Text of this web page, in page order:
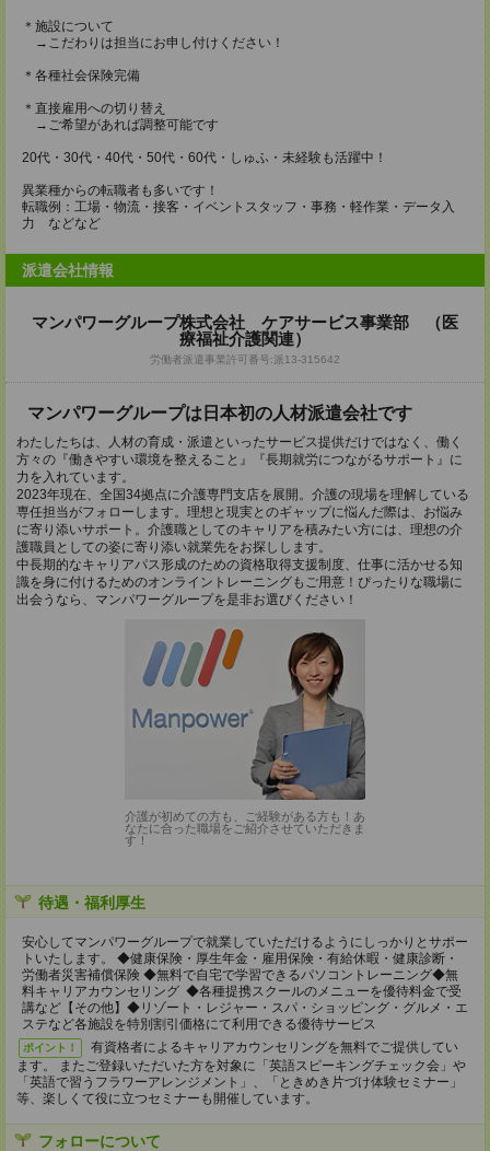
＊施設について
→こだわりは担当にお申し付けください！
＊各種社会保険完備
＊直接雇用への切り替え
→ご希望があれば調整可能です
20代・30代・40代・50代・60代・しゅふ・未経験も活躍中！
異業種からの転職者も多いです！
転職例：工場・物流・接客・イベントスタッフ・事務・軽作業・データ入
力 などなど
派遣会社情報
マンパワーグループ株式会社 ケアサービス事業部 （医
療福祉介護関連）
労働者派遣事業許可番号:派13-315642
マンパワーグループは日本初の人材派遣会社です
わたしたちは、人材の育成・派遣といったサービス提供だけではなく、働く
方々の『働きやすい環境を整えること』『長期就労につながるサポート』に
力を入れています。
2023年現在、全国34拠点に介護専門支店を展開。介護の現場を理解している
専任担当がフォローします。理想と現実とのギャップに悩んだ際は、お悩み
に寄り添いサポート。介護職としてのキャリアを積みたい方には、理想の介
護職員としての姿に寄り添い就業先をお探しします。
中長期的なキャリアパス形成のための資格取得支援制度、仕事に活かせる知
識を身に付けるためのオンライントレーニングもご用意！ぴったりな職場に
出会うなら、マンパワーグループを是非お選びください！
介護が初めての方も、ご経験がある方も！あ
なたに合った職場をご紹介させていただきま
す！
待遇・福利厚生
安心してマンパワーグループで就業していただけるようにしっかりとサポー
トいたします。 ◆健康保険・厚生年金・雇用保険・有給休暇・健康診断・
労働者災害補償保険 ◆無料で自宅で学習できるパソコントレーニング◆無
料キャリアカウンセリング ◆各種提携スクールのメニューを優待料金で受
講など【その他】◆リゾート・レジャー・スパ・ショッピング・グルメ・エ
ステなど各施設を特別割引価格にて利用できる優待サービス
ポイント！
有資格者によるキャリアカウンセリングを無料でご提供してい
ます。 またご登録いただいた方を対象に「英語スピーキングチェック会」や
「英語で習うフラワーアレンジメント」、「ときめき片づけ体験セミナー」
等、楽しくて役に立つセミナーも開催しています。
フォローについて